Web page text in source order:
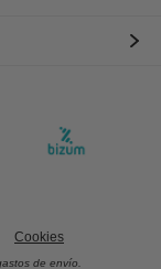
Cookies
de envío.